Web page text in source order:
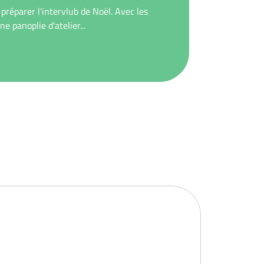
l'intervlub de Noël. Avec les
panoplie d'atelier...